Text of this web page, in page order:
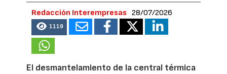
Redacción Interempresas 28/07/2026
1119
El desmantelamiento de la central térmica